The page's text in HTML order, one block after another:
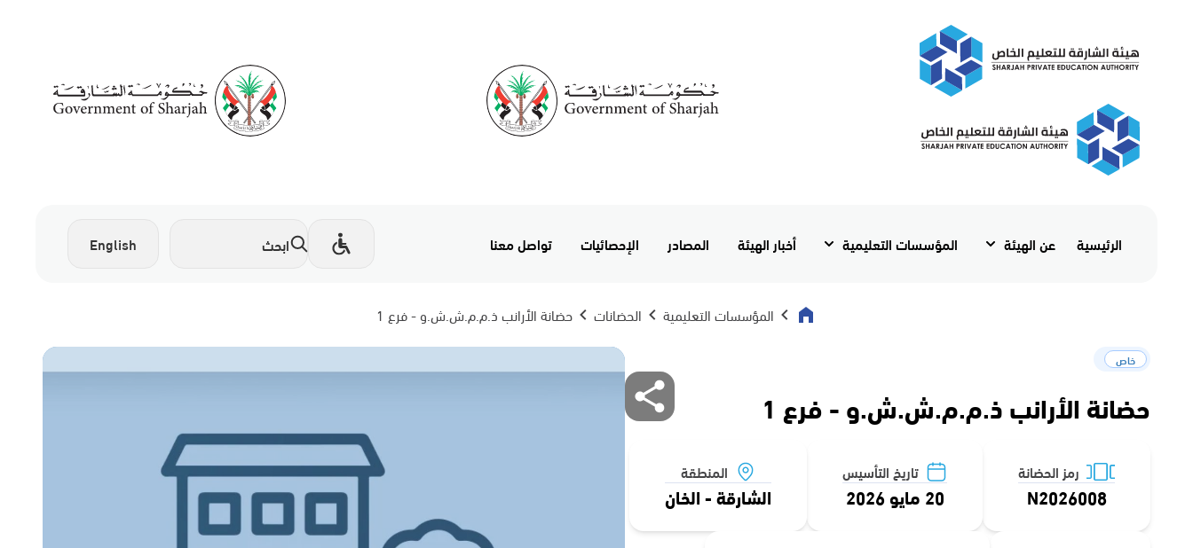
English الرئيسية عن الهيئة المؤسسات التعليمية أخبار الهيئة المصادر الإحصائيات تواصل معنا
المؤسسات التعليمية الحضانات حضانة الأرانب ذ.م.م.ش.ش.و - فرع 1
خاص
حضانة الأرانب ذ.م.م.ش.ش.و - فرع 1
رمز الحضانة
N2026008
تاريخ التأسيس
20 مايو 2026
المنطقة
الشارقة - الخان